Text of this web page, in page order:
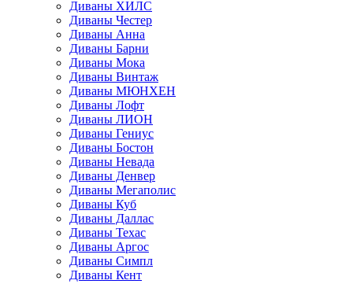
Диваны ХИЛС
Диваны Честер
Диваны Анна
Диваны Барни
Диваны Мока
Диваны Винтаж
Диваны МЮНХЕН
Диваны Лофт
Диваны ЛИОН
Диваны Гениус
Диваны Бостон
Диваны Невада
Диваны Денвер
Диваны Мегаполис
Диваны Куб
Диваны Даллас
Диваны Техас
Диваны Аргос
Диваны Симпл
Диваны Кент